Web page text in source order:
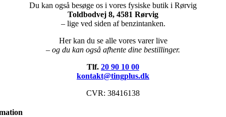
Du kan også besøge os i vores fysiske butik i Rørvig
Toldbodvej 8, 4581 Rørvig
– lige ved siden af benzintanken.
Her kan du se alle vores varer live
– og du kan også afhente dine bestillinger.
Tlf. 20 90 10 00
kontakt@tingplus.dk
CVR: 38416138